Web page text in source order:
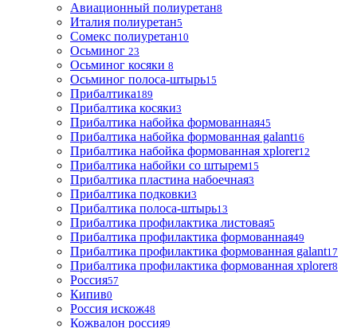
Авиационный полиуретан8
Италия полиуретан5
Сомекс полиуретан10
Осьминог 23
Осьминог косяки 8
Осьминог полоса-штырь15
Прибалтика189
Прибалтика косяки3
Прибалтика набойка формованная45
Прибалтика набойка формованная galant16
Прибалтика набойка формованная xplorer12
Прибалтика набойки со штырем15
Прибалтика пластина набоечная3
Прибалтика подковки3
Прибалтика полоса-штырь13
Прибалтика профилактика листовая5
Прибалтика профилактика формованная49
Прибалтика профилактика формованная galant17
Прибалтика профилактика формованная xplorer8
Россия57
Кипив0
Россия искож48
Кожвалон россия9